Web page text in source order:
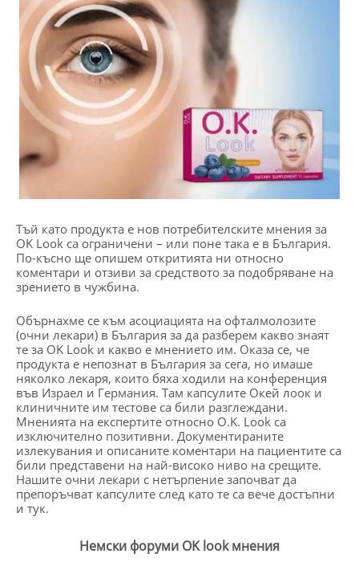
Тъй като продукта е нов потребителските мнения за
OK Look са ограничени – или поне така е в България.
По-късно ще опишем откритията ни относно
коментари и отзиви за средството за подобряване на
зрението в чужбина.
Обърнахме се към асоциацията на офталмолозите
(очни лекари) в България за да разберем какво знаят
те за OK Look и какво е мнението им. Оказа се, че
продукта е непознат в България за сега, но имаше
няколко лекаря, които бяха ходили на конференция
във Израел и Германия. Там капсулите Окей лоок и
клиничните им тестове са били разглеждани.
Мненията на експертите относно O.K. Look са
изключително позитивни. Документираните
излекувания и описаните коментари на пациентите са
били представени на най-високо ниво на срещите.
Нашите очни лекари с нетърпение започват да
препоръчват капсулите след като те са вече достъпни
и тук.
Немски форуми OK look мнения